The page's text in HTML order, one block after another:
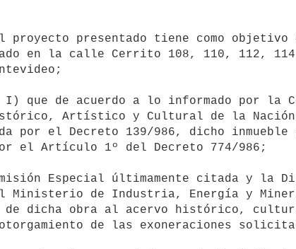
el proyecto presentado tiene como
en la calle Cerrito 108, 110, 112, 114
I) que de acuerdo a lo informado por la
Artístico y Cultural de la Nación
por el Decreto 139/986, dicho inmueble
el Artículo 1º del Decreto 774/986;
Especial últimamente citada y la
Ministerio de Industria, Energía y
de dicha obra al acervo histórico,
de las exoneraciones